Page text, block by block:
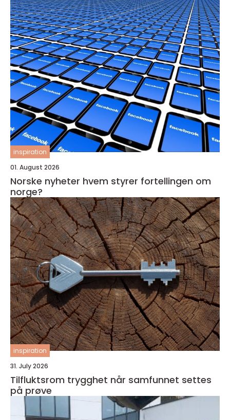
inspiration
01. August 2026
Norske nyheter hvem styrer fortellingen om
norge?
inspiration
31. July 2026
Tilfluktsrom trygghet når samfunnet settes
på prøve